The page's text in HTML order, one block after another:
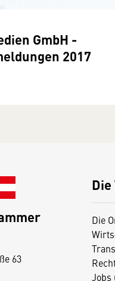
GmbH -
2017
Die
Die
Jobs
63